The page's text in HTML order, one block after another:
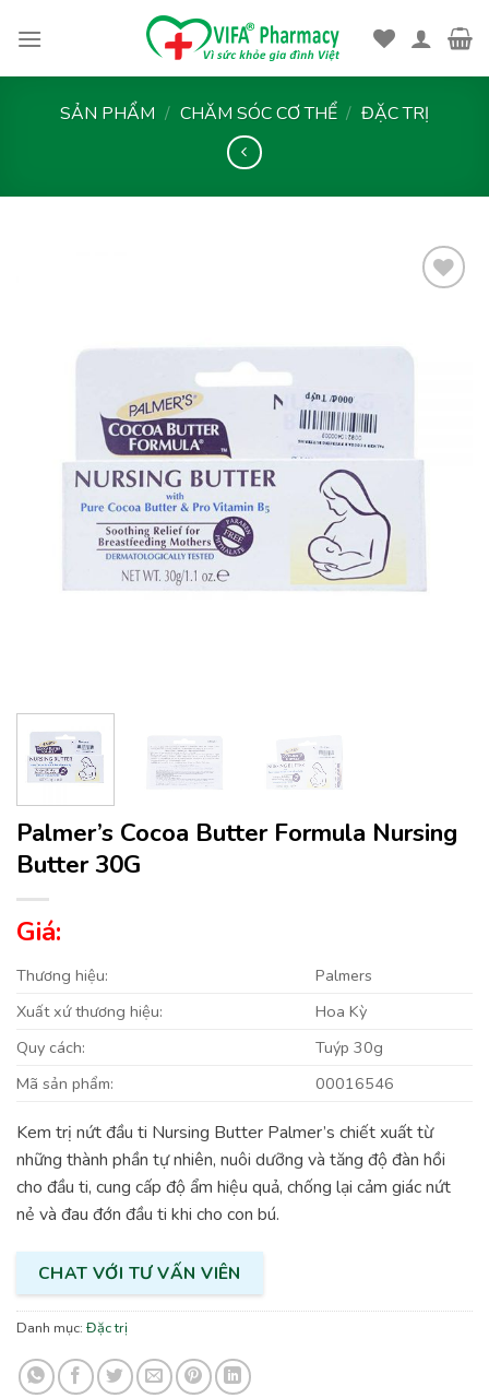
SẢN PHẨM / CHĂM SÓC CƠ THỂ / ĐẶC TRỊ
Palmer’s Cocoa Butter Formula Nursing
Butter 30G
Giá:
Thương hiệu:
Palmers
Xuất xứ thương hiệu:
Hoa Kỳ
Quy cách:
Tuýp 30g
Mã sản phẩm:
00016546
Kem trị nứt đầu ti Nursing Butter Palmer’s chiết xuất từ
những thành phần tự nhiên, nuôi dưỡng và tăng độ đàn hồi
cho đầu ti, cung cấp độ ẩm hiệu quả, chống lại cảm giác nứt
nẻ và đau đớn đầu ti khi cho con bú.
CHAT VỚI TƯ VẤN VIÊN
Danh mục: Đặc trị